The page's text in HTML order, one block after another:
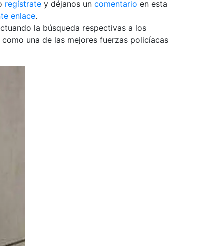
regístrate y déjanos un comentario en esta
enlace.
la búsqueda respectivas a los
una de las mejores fuerzas policíacas